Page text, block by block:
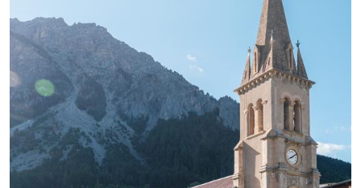
RECHERCHER
FR
GB
IT